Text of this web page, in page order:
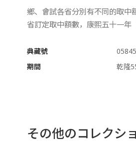
鄉、會試各省分別有不同的取中
省訂定取中額數，康熙五十一年
典藏號
期間
乾隆
その他のコレクシ